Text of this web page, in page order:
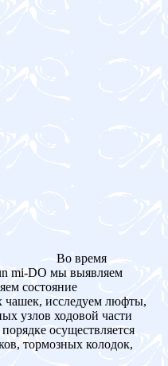
Во время
mi-DO мы выявляем
состояние
чашек, исследуем люфты,
узлов ходовой части
осуществляется
тормозных колодок,